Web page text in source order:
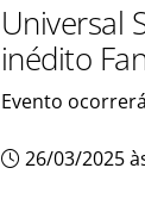
Universal
inédito
Evento
26/03/2025